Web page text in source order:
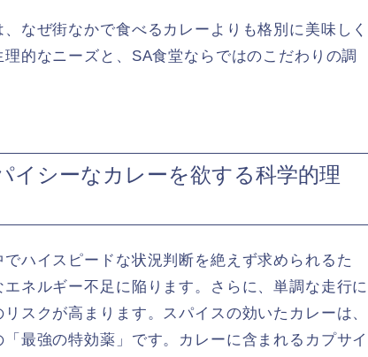
なぜ街なかで食べるカレーよりも格別に美味しく
的なニーズと、SA食堂ならではのこだわりの調
イシーなカレーを欲する科学的理
ハイスピードな状況判断を絶えず求められるた
ネルギー不足に陥ります。さらに、単調な走行に
スクが高まります。スパイスの効いたカレーは、
最強の特効薬」です。カレーに含まれるカプサイ